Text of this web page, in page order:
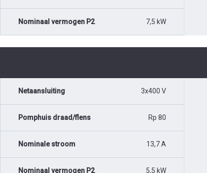
Nominaal vermogen P2 7,5 kW
Netaansluiting 3x400 V
Pomphuis draad/flens Rp 80
Nominale stroom 13,7 A
Nominaal vermogen P2 5,5 kW